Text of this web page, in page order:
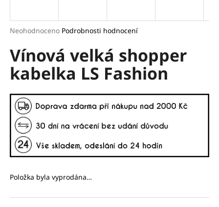
Průměrné
produktu
je
0,0
hvězdiček.
Neohodnoceno Podrobnosti hodnocení
Vínová velká shopper
kabelka LS Fashion
Položka byla vyprodána…
o
p
r
u
č
j
e
m
e